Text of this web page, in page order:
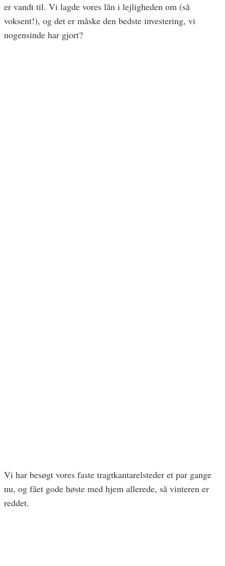
er vandt til. Vi lagde vores lån i lejligheden om (så
voksent!), og det er måske den bedste investering, vi
nogensinde har gjort?
Vi har besøgt vores faste tragtkantarelsteder et par gange
nu, og fået gode høste med hjem allerede, så vinteren er
reddet.